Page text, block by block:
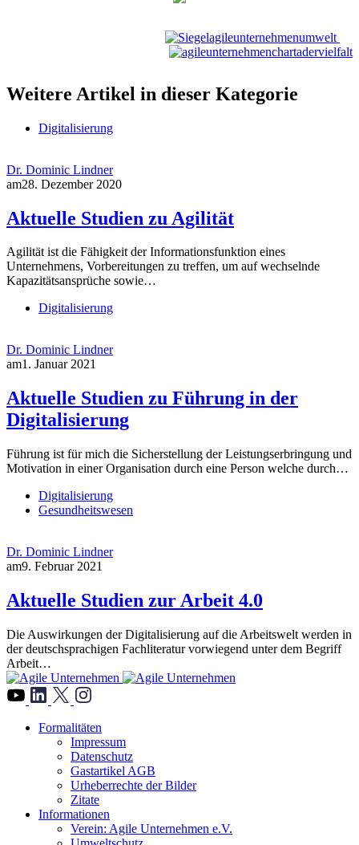
Weitere Artikel in dieser Kategorie
Digitalisierung
Dr. Dominic Lindner
am28. Dezember 2020
Aktuelle Studien zu Agilität
Agilität ist die Fähigkeit der Informationsfunktion eines
Unternehmens, Vorbereitungen zu treffen, um auf wechselnde
Kapazitätsansprüche sowie…
Digitalisierung
Dr. Dominic Lindner
am1. Januar 2021
Aktuelle Studien zu Führung in der
Digitalisierung
Führung ist für mich die Sicherstellung der Leistungserbringung und
Motivation in einer Organisation durch eine Person welche durch…
Digitalisierung
Gesundheitswesen
Dr. Dominic Lindner
am9. Februar 2021
Aktuelle Studien zur Arbeit 4.0
Die Auswirkungen der Digitalisierung auf die Arbeitswelt werden in
der deutschsprachigen Fachliteratur vorwiegend unter dem Begriff
Arbeit…
Formalitäten
Impressum
Datenschutz
Gastartikel AGB
Urheberrechte der Bilder
Zitate
Informationen
Verein: Agile Unternehmen e.V.